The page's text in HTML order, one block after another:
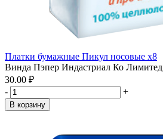
Платки бумажные Пикул носовые x8
Винда Пэпер Индастриал Ко Лимитед
30.00 ₽
-
+
В корзину